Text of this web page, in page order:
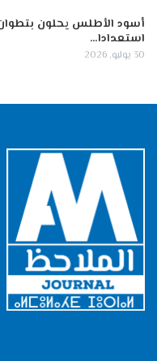
أسود الأطلس يحلون
استعدادا…
30 يوليو, 2026